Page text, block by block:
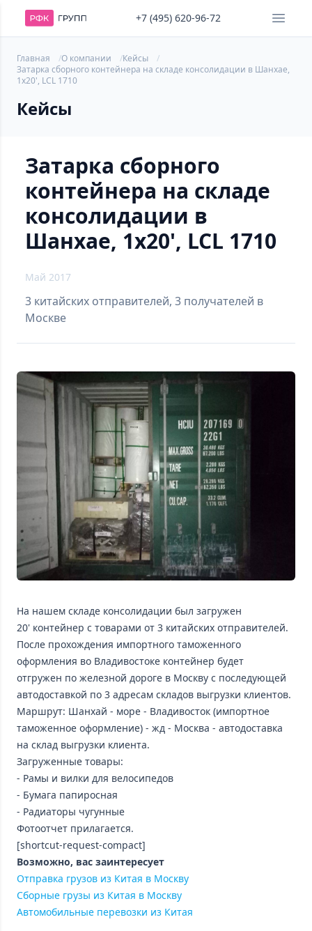
+7 (495) 620-96-72
Главная О компании
Кейсы
Затарка сборного контейнера на складе консолидации в Шанхае,
1х20', LCL 1710
Кейсы
Затарка сборного
контейнера на складе
консолидации в
Шанхае, 1х20', LCL 1710
Май 2017
3 китайских отправителей, 3 получателей в
Москве
На нашем складе консолидации был загружен
20' контейнер с товарами от 3 китайских отправителей.
После прохождения импортного таможенного
оформления во Владивостоке контейнер будет
отгружен по железной дороге в Москву с последующей
автодоставкой по 3 адресам складов выгрузки клиентов.
Маршрут: Шанхай - море - Владивосток (импортное
таможенное оформление) - жд - Москва - автодоставка
на склад выгрузки клиента.
Загруженные товары:
- Рамы и вилки для велосипедов
- Бумага папиросная
- Радиаторы чугунные
Фотоотчет прилагается.
[shortcut-request-compact]
Возможно, вас заинтересует
Отправка грузов из Китая в Москву
Сборные грузы из Китая в Москву
Автомобильные перевозки из Китая